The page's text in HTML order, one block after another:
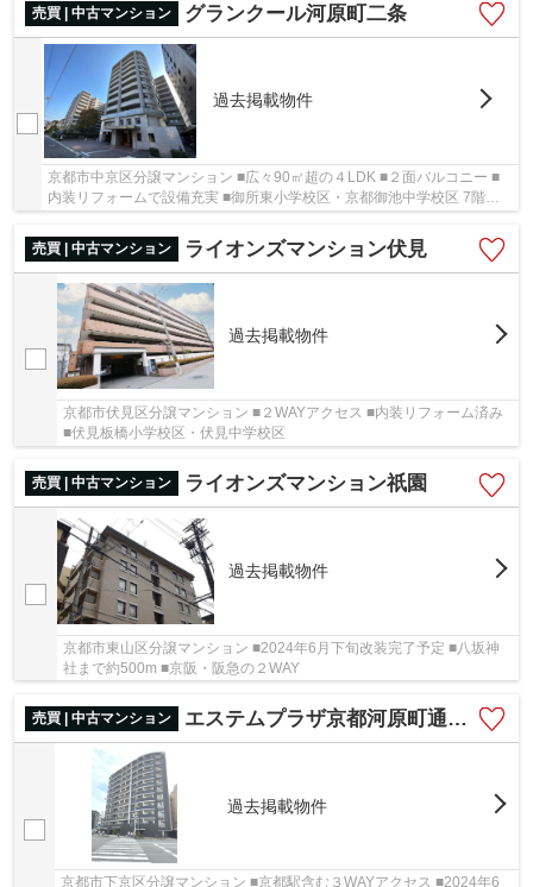
売買 | 中古マンション グランクール河原町二条
過去掲載物件
京都市中京区分譲マンション ■広々90㎡超の４LDK ■２面バルコニー ■
内装リフォームで設備充実 ■御所東小学校区・京都御池中学校区 7階部
分、南西角住戸で陽当り・通風良好。東山連峰を...
売買 | 中古マンション
ライオンズマンション伏見
過去掲載物件
京都市伏見区分譲マンション ■２WAYアクセス ■内装リフォーム済み
■伏見板橋小学校区・伏見中学校区
売買 | 中古マンション ライオンズマンション祇園
過去掲載物件
京都市東山区分譲マンション ■2024年6月下旬改装完了予定 ■八坂神
社まで約500m ■京阪・阪急の２WAY
売買 | 中古マンション エステムプラザ京都河原町通Ⅱレジデンシャル
過去掲載物件
京都市下京区分譲マンション ■京都駅含む３WAYアクセス ■2024年6